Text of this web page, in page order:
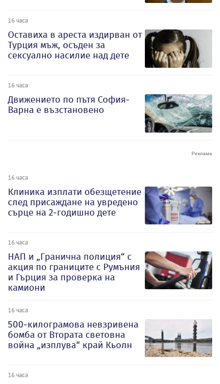
16 часа
Оставиха в ареста издирван от
Турция мъж, осъден за
сексуално насилие над дете
16 часа
Движението по пътя София-
Варна е възстановено
16 часа
Клиника изплати обезщетение
след присаждане на увредено
сърце на 2-годишно дете
16 часа
НАП и „Гранична полиция“ с
акция по границите с Румъния
и Гърция за проверка на
камиони
16 часа
500-килограмова невзривена
бомба от Втората световна
война „изплува“ край Кьолн
16 часа